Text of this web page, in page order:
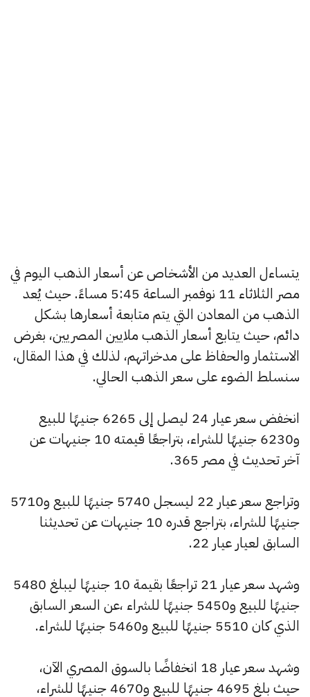
يتساءل العديد من الأشخاص عن أسعار الذهب اليوم في
مصر الثلاثاء 11 نوفمبر الساعة 5:45 مساءً. حيث يُعد
الذهب من المعادن التي يتم متابعة أسعارها بشكل
دائم، حيث يتابع أسعار الذهب ملايين المصريين، بغرض
الاستثمار والحفاظ على مدخراتهم، لذلك في هذا المقال،
سنسلط الضوء على سعر الذهب الحالي.
انخفض سعر عيار 24 ليصل إلى 6265 جنيهًا للبيع
و6230 جنيهًا للشراء، بتراجعًا قيمته 10 جنيهات عن
آخر تحديث في مصر 365.
وتراجع سعر عيار 22 ليسجل 5740 جنيهًا للبيع و5710
جنيهًا للشراء، بتراجع قدره 10 جنيهات عن تحديثنا
السابق لعيار عيار 22.
وشهد سعر عيار 21 تراجعًا بقيمة 10 جنيهًا ليبلغ 5480
جنيهًا للبيع و5450 جنيهًا للشراء ،عن السعر السابق
الذي كان 5510 جنيهًا للبيع و5460 جنيهًا للشراء.
وشهد سعر عيار 18 انخفاضًا بالسوق المصري الآن،
حيث بلغ 4695 جنيهًا للبيع و4670 جنيهًا للشراء،